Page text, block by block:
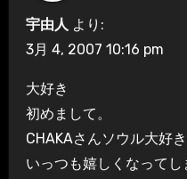
宇由人 より:
3月 4, 2007 10:16 pm
大好き
初めまして。
CHAKAさんソウル大好き
いっつも嬉しくなってし